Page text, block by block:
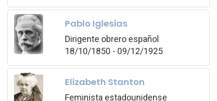
Pablo Iglesias
Dirigente obrero español
18/10/1850 - 09/12/1925
Elizabeth Stanton
Feminista estadounidense